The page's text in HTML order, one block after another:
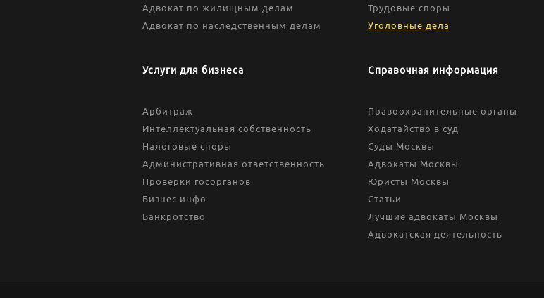
Адвокат по жилищным делам
Адвокат по наследственным делам
Трудовые споры
Уголовные дела
Услуги для бизнеса
Арбитраж
Интеллектуальная собственность
Налоговые споры
Административная ответственность
Проверки госорганов
Бизнес инфо
Банкротство
Справочная информация
Правоохранительные органы
Ходатайство в суд
Суды Москвы
Адвокаты Москвы
Юристы Москвы
Статьи
Лучшие адвокаты Москвы
Адвокатская деятельность